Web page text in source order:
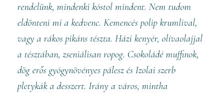
rendelünk, mindenki kóstol mindent. Nem tudom
eldönteni mi a kedvenc. Kemencés polip krumlival,
vagy a rákos pikáns tészta. Házi kenyér, olívaolajjal
a tésztában, zseniálisan ropog. Csokoládé muffinok,
dög erős gyógynövényes pálesz és Izolai szerb
pletykák a desszert. Irány a város, mintha